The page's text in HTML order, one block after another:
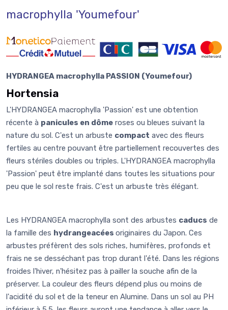
macrophylla 'Youmefour'
HYDRANGEA macrophylla PASSION (Youmefour)
Hortensia
L'HYDRANGEA macrophylla 'Passion' est une obtention
récente à panicules en dôme roses ou bleues suivant la
nature du sol. C'est un arbuste compact avec des fleurs
fertiles au centre pouvant être partiellement recouvertes des
fleurs stériles doubles ou triples. L'HYDRANGEA macrophylla
'Passion' peut être implanté dans toutes les situations pour
peu que le sol reste frais. C'est un arbuste très élégant.
Les HYDRANGEA macrophylla sont des arbustes caducs de
la famille des hydrangeacées originaires du Japon. Ces
arbustes préfèrent des sols riches, humifères, profonds et
frais ne se desséchant pas trop durant l'été. Dans les régions
froides l'hiver, n'hésitez pas à pailler la souche afin de la
préserver. La couleur des fleurs dépend plus ou moins de
l'acidité du sol et de la teneur en Alumine. Dans un sol au PH